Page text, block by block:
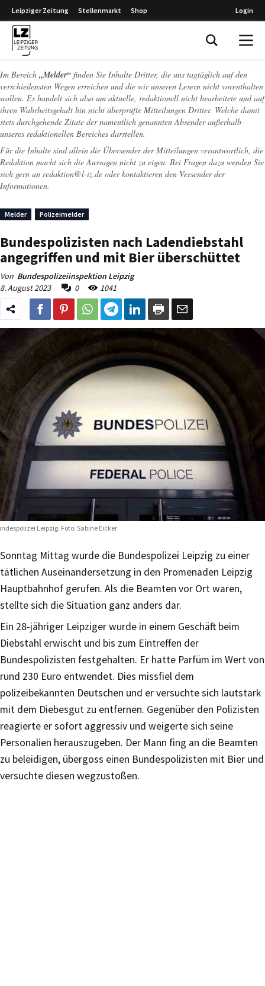
Leipziger Zeitung Stellenmarkt Shop Login
Im Bereich „Melder“ finden Sie Inhalte Dritter, die uns tagtäglich auf den
verschiedensten Wegen erreichen und die wir unseren Lesern nicht vorenthalten
wollen. Es handelt sich also um aktuelle, redaktionell nicht bearbeitete und auf
ihren Wahrheitsgehalt hin nicht überprüfte Mitteilungen Dritter. Welche damit
stets durchgehende Zitate der namentlich genannten Absender außerhalb
unseres redaktionellen Bereiches darstellen.
Für die Inhalte sind allein die Übersender der Mitteilungen verantwortlich, die
Redaktion macht sich die Aussagen nicht zu eigen. Bei Fragen dazu wenden Sie
sich gern an redaktion@l-iz.de oder kontaktieren den Versender der
Informationen.
Melder Polizeimelder
Bundespolizisten nach Ladendiebstahl
angegriffen und mit Bier überschüttet
Von Bundespolizeiinspektion Leipzig
8. August 2023
0 1041
Leipzig. Foto: Sabine Eicker
Sonntag Mittag wurde die Bundespolizei Leipzig zu einer
tätlichen Auseinandersetzung in den Promenaden Leipzig
Hauptbahnhof gerufen. Als die Beamten vor Ort waren,
stellte sich die Situation ganz anders dar.
Ein 28-jähriger Leipziger wurde in einem Geschäft beim
Diebstahl erwischt und bis zum Eintreffen der
Bundespolizisten festgehalten. Er hatte Parfüm im Wert von
rund 230 Euro entwendet. Dies missfiel dem
polizeibekannten Deutschen und er versuchte sich lautstark
mit dem Diebesgut zu entfernen. Gegenüber den Polizisten
reagierte er sofort aggressiv und weigerte sich seine
Personalien herauszugeben. Der Mann fing an die Beamten
zu beleidigen, übergoss einen Bundespolizisten mit Bier und
versuchte diesen wegzustoßen.